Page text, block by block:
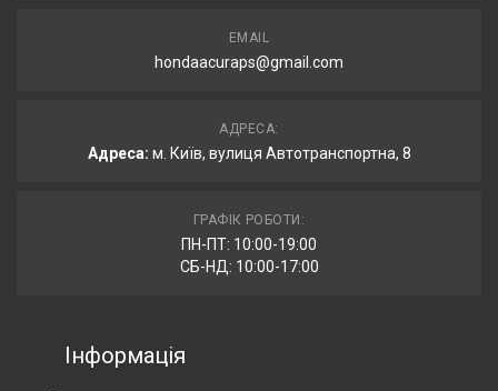
EMAIL
hondaacuraps@gmail.com
АДРЕСА:
Адреса: м. Київ, вулиця Автотранспортна, 8
ГРАФІК РОБОТИ:
ПН-ПТ: 10:00-19:00
СБ-НД: 10:00-17:00
Інформація